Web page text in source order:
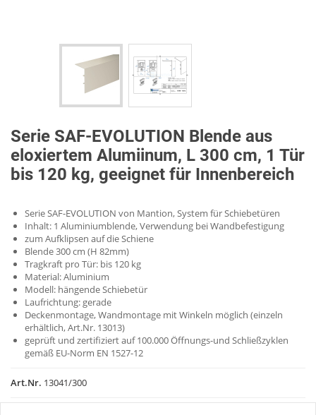
Serie SAF-EVOLUTION Blende aus
eloxiertem Alumiinum, L 300 cm, 1 Tür
bis 120 kg, geeignet für Innenbereich
Serie SAF-EVOLUTION von Mantion, System für Schiebetüren
Inhalt: 1 Aluminiumblende, Verwendung bei Wandbefestigung
zum Aufklipsen auf die Schiene
Blende 300 cm (H 82mm)
Tragkraft pro Tür: bis 120 kg
Material: Aluminium
Modell: hängende Schiebetür
Laufrichtung: gerade
Deckenmontage, Wandmontage mit Winkeln möglich (einzeln
erhältlich, Art.Nr. 13013)
geprüft und zertifiziert auf 100.000 Öffnungs-und Schließzyklen
gemäß EU-Norm EN 1527-12
Art.Nr. 13041/300